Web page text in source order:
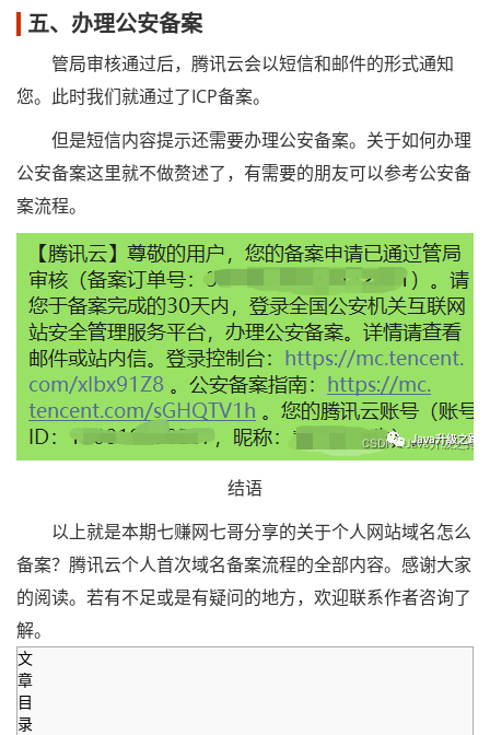
五、办理公安备案
管局审核通过后，腾讯云会以短信和邮件的形式通知
您。此时我们就通过了ICP备案。
但是短信内容提示还需要办理公安备案。关于如何办理
公安备案这里就不做赘述了，有需要的朋友可以参考公安备
案流程。
结语
以上就是本期七赚网七哥分享的关于个人网站域名怎么
备案？腾讯云个人首次域名备案流程的全部内容。感谢大家
的阅读。若有不足或是有疑问的地方，欢迎联系作者咨询了
解。
文
章
目
录